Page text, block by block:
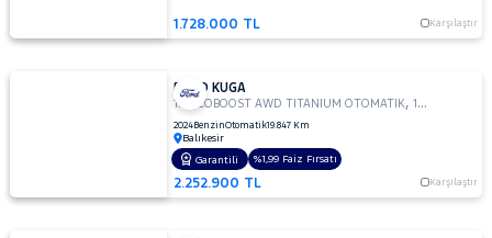
1.728.000 TL Karşılaştır
FORD KUGA
1.5 ECOBOOST AWD TITANIUM OTOMATIK,184Hp
2024BenzinOtomatik19.847 Km
Balıkesir
2.252.900 TL Karşılaştır
Garantili %1,99 Faiz Fırsatı